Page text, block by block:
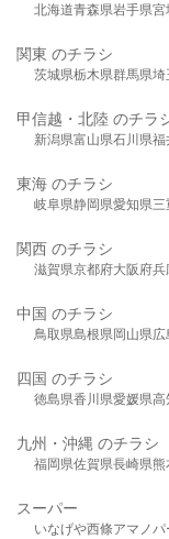
北海道青森県岩手県宮
関東 のチラシ
茨城県栃木県群馬県埼
甲信越・北陸 のチラ
新潟県富山県石川県福
東海 のチラシ
岐阜県静岡県愛知県三
関西 のチラシ
滋賀県京都府大阪府兵
中国 のチラシ
鳥取県島根県岡山県広
四国 のチラシ
徳島県香川県愛媛県高
九州・沖縄 のチラシ
福岡県佐賀県長崎県熊
スーパー
いなげや西條アマノパ